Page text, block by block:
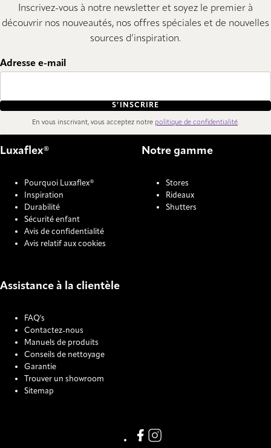
Inscrivez-vous à notre newsletter et soyez le premier à
découvrir nos nouveautés, nos offres spéciales et de nouvelles
sources d’inspiration.
Adresse e-mail
S’INSCRIRE
En vous inscrivant, vous acceptez notre politique de confidentialité.
Luxaflex®
Pourquoi Luxaflex®
Inspiration
Durabilité
Sécurité enfant
Avis de confidentialité
Avis relatif aux cookies
Notre gamme
Stores
Rideaux
Shutters
Assistance à la clientèle
FAQ's
Contactez-nous
Manuels de produits
Conseils de nettoyage
Garantie
Trouver un showroom
Sitemap
Link missing Display text from
Link missing Display text